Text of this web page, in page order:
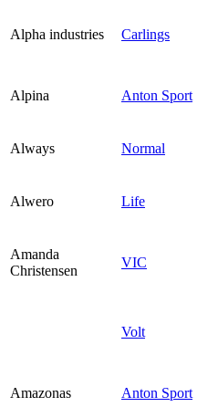
Alpha industries Carlings
Alpina Anton Sport
Always Normal
Alwero Life
Amanda
Christensen
VIC
Volt
Amazonas Anton Sport